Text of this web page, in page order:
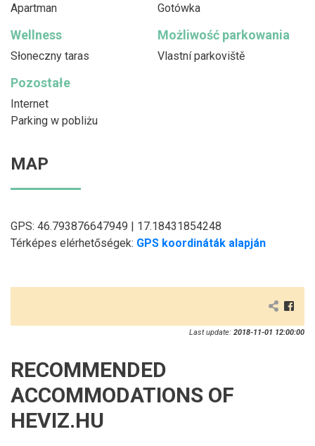
Apartman Gotówka
Wellness
Słoneczny taras
Możliwość parkowania
Vlastní parkoviště
Pozostałe
Internet
Parking w pobliżu
MAP
GPS: 46.793876647949 | 17.18431854248
Térképes elérhetőségek: GPS koordináták alapján
Last update: 2018-11-01 12:00:00
RECOMMENDED
ACCOMMODATIONS OF
HEVIZ.HU